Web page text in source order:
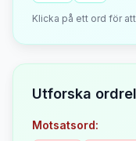
Klicka på ett ord för
Utforska
Motsatsord: